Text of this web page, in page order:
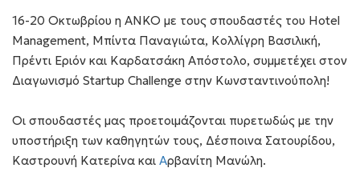
16-20 Οκτωβρίου η ΑΝΚΟ με τους σπουδαστές του Hotel
Management, Μπίντα Παναγιώτα, Κολλίγρη Βασιλική,
Πρέντι Εριόν και Καρδατσάκη Απόστολο, συμμετέχει στον
Διαγωνισμό Startup Challenge στην Κωνσταντινούπολη!
Οι σπουδαστές μας προετοιμάζονται πυρετωδώς με την
υποστήριξη των καθηγητών τους, Δέσποινα Σατουρίδου,
Καστρουνή Κατερίνα και Αρβανίτη Μανώλη.